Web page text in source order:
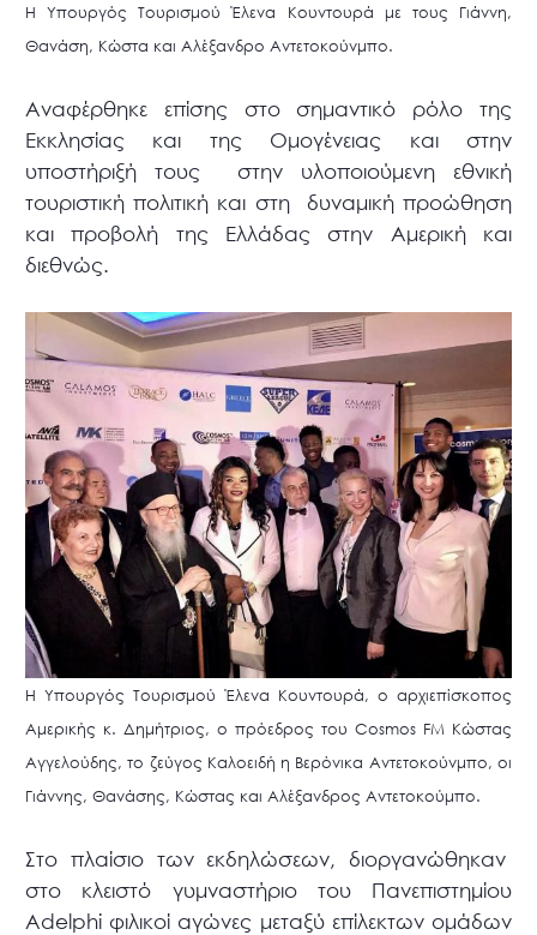
Η Υπουργός Τουρισμού Έλενα Κουντουρά με τους Γιάννη,
Θανάση, Κώστα και Αλέξανδρο Αντετοκούνμπο.
Αναφέρθηκε επίσης στο σημαντικό ρόλο της
Εκκλησίας και της Ομογένειας και στην
υποστήριξή τους στην υλοποιούμενη εθνική
τουριστική πολιτική και στη δυναμική προώθηση
και προβολή της Ελλάδας στην Αμερική και
διεθνώς.
Η Υπουργός Τουρισμού Έλενα Κουντουρά, ο αρχιεπίσκοπος
Αμερικής κ. Δημήτριος, ο πρόεδρος του Cosmos FM Κώστας
Αγγελούδης, το ζεύγος Καλοειδή η Βερόνικα Αντετοκούνμπο, οι
Γιάννης, Θανάσης, Κώστας και Αλέξανδρος Αντετοκούμπο.
Στο πλαίσιο των εκδηλώσεων, διοργανώθηκαν
στο κλειστό γυμναστήριο του Πανεπιστημίου
Adelphi φιλικοί αγώνες μεταξύ επίλεκτων ομάδων